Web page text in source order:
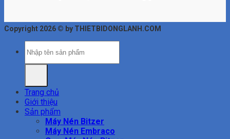
Copyright 2026 © by THIETBIDONGLANH.COM
kiếm:
Trang chủ
Giới thiệu
Sản phẩm
Máy Nén Bitzer
Máy Nén Embraco